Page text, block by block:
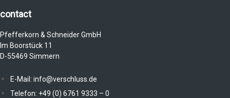
contact
Pfefferkorn & Schneider GmbH
Im Boorstück 11
D-55469 Simmern
E-Mail: info@verschluss.de
Telefon: +49 (0) 6761 9333 – 0